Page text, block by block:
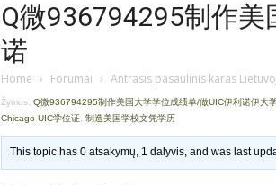
Q微936794295制作美
诺
Home › Forumai › Antrasis pasaulinis karas
Žymos: Q微936794295制作美国大学学位成绩单/做UIC伊利诺伊大
Chicago UIC学位证 制造美国学校文凭学历
This topic has 0 atsakymų, 1 dalyvis, and was last